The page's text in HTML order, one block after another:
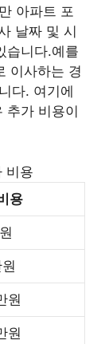
아파트 포
날짜 및 시
습니다.예를
이사하는 경
다. 여기에
추가 비용이
비용
용
원
원